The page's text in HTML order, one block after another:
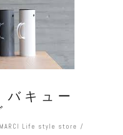
バキュー
MARCI Life style store